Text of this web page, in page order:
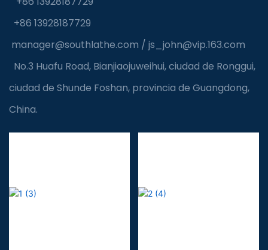
+86 13928187729
manager@southlathe.com / js_john@vip.163.com
No.3 Huafu Road, Bianjiaojuweihui, ciudad de Ronggui,
ciudad de Shunde Foshan, provincia de Guangdong,
China.